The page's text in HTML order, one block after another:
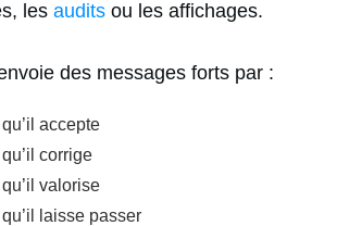
les audits ou les affichages.
des messages forts par :
accepte
corrige
valorise
laisse passer